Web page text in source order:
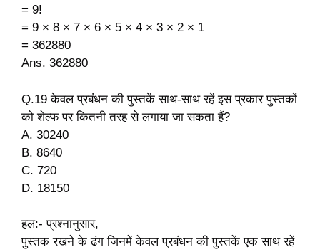
= 9!
= 9 × 8 × 7 × 6 × 5 × 4 × 3 × 2 × 1
= 362880
Ans. 362880
Q.19 केवल प्रबंधन की पुस्तकें साथ-साथ रहें इस प्रकार पुस्तकों
को शेल्फ पर कितनी तरह से लगाया जा सकता हैं?
A. 30240
B. 8640
C. 720
D. 18150
हल:- प्रश्नानुसार,
पुस्तक रखने के ढंग जिनमें केवल प्रबंधन की पुस्तकें एक साथ रहें